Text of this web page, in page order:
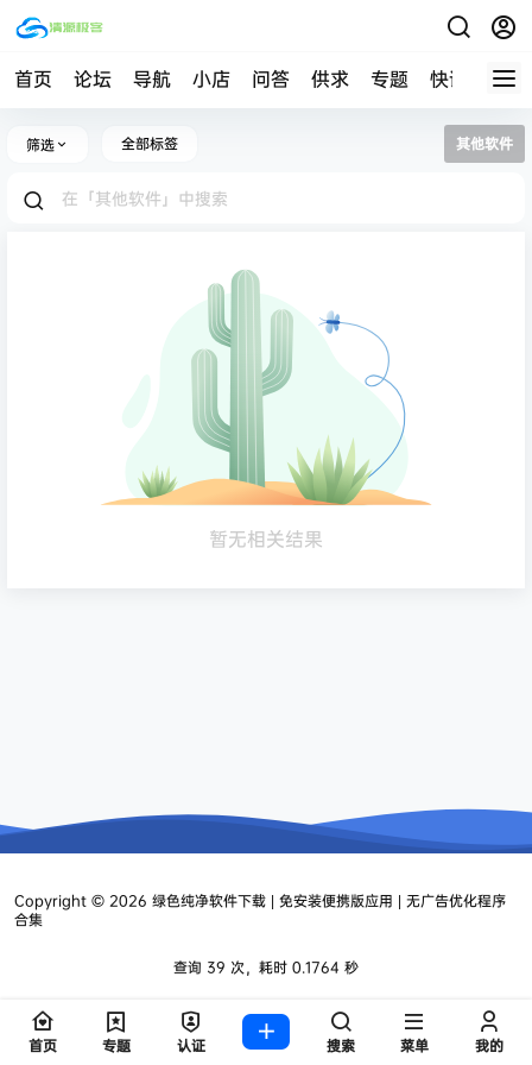
首页 论坛 导航 小店 问答 供求 专题 快讯 帮
筛选 全部标签 其他软件
暂无相关结果
Copyright © 2026 绿色纯净软件下载 | 免安装便携版应用 | 无广告优化程序
合集
查询 39 次，耗时 0.1764 秒
首页 专题 认证 搜索 菜单 我的